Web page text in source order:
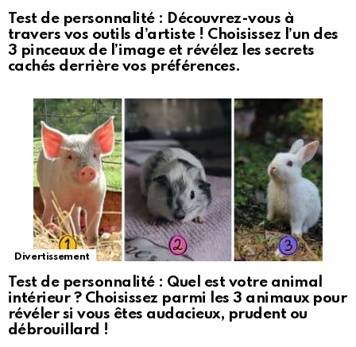
Test de personnalité : Découvrez-vous à
travers vos outils d’artiste ! Choisissez l’un des
3 pinceaux de l’image et révélez les secrets
cachés derrière vos préférences.
Divertissement
Test de personnalité : Quel est votre animal
intérieur ? Choisissez parmi les 3 animaux pour
révéler si vous êtes audacieux, prudent ou
débrouillard !